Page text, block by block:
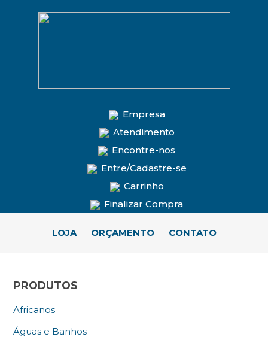
Empresa
Atendimento
Encontre-nos
Entre/Cadastre-se
Carrinho
Finalizar Compra
LOJA ORÇAMENTO CONTATO
PRODUTOS
Africanos
Águas e Banhos